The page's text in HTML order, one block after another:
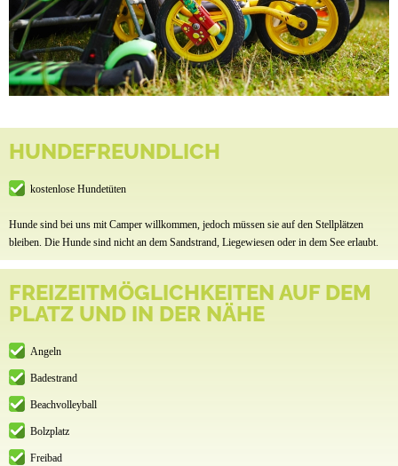
HUNDEFREUNDLICH
kostenlose Hundetüten
Hunde sind bei uns mit Camper willkommen, jedoch müssen sie auf den Stellplätzen
bleiben. Die Hunde sind nicht an dem Sandstrand, Liegewiesen oder in dem See erlaubt.
FREIZEITMÖGLICHKEITEN AUF DEM
PLATZ UND IN DER NÄHE
Angeln
Badestrand
Beachvolleyball
Bolzplatz
Freibad